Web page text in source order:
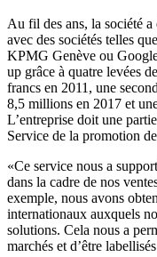
Au fil des ans, la société a
avec des sociétés telles
KPMG Genève ou
up grâce à quatre levées
francs en 2011, une
8,5 millions en 2017 et
L’entreprise doit une
Service de la promotion
«Ce service nous a
dans la cadre de nos
exemple, nous avons
internationaux auxquels
solutions. Cela nous a
marchés et d’être